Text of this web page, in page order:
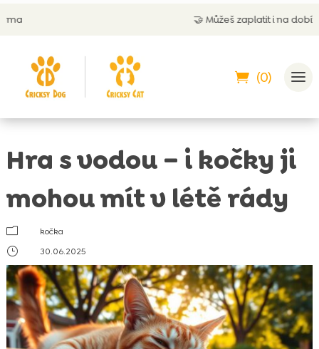
Můžeš zaplatit i na dobírku
(0)
Hra s vodou – i kočky ji
mohou mít v létě rády
m
kočka
}
30.06.2025